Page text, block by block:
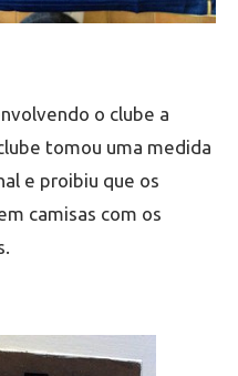
o clube a
tomou uma medida
e proibiu que os
camisas com os